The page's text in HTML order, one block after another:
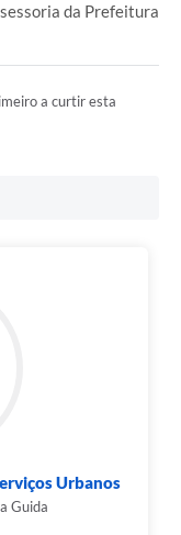
da Prefeitura
a curtir esta
Urbanos
Guida